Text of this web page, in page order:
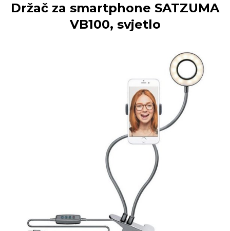
Držač za smartphone SATZUMA
VB100, svjetlo